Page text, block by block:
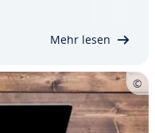
Mehr lesen